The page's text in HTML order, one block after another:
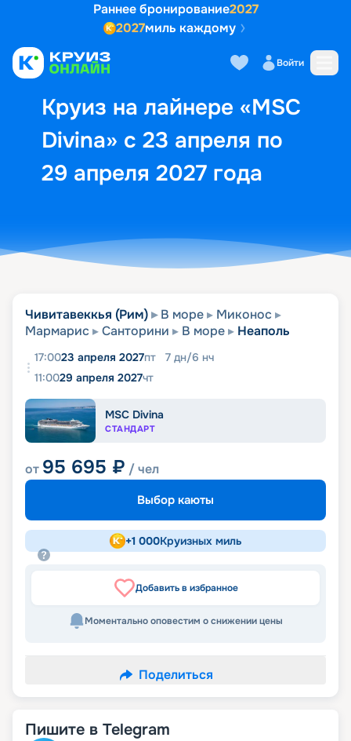
Раннее бронирование2027
2027миль каждому
Войти
Круиз на лайнере «MSC
Divina» с 23 апреля по
29 апреля 2027 года
Выбор кают Маршрут и
Чивитавеккья (Рим) В море
Миконос
Мармарис
Санторини В море Неаполь
17:0023 апреля 2027пт 7 дн/6 нч
11:0029 апреля 2027чт
MSC Divina
СТАНДАРТ
от 95 695 ₽ / чел
Выбор каюты
+1 000Круизных миль
Добавить в избранное
Моментально оповестим о снижении цены
Поделиться
Пишите в Telegram